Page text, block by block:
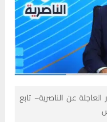
عن الناصرية– تابع